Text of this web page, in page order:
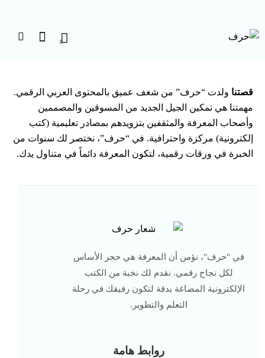
0
قصتنا ولدت “حرف” من شغف عميق بالمحتوى العربي الرقمي.
مهمتنا هي تمكين الجيل الجديد من المسوقين والمصممين
وأصحاب المعرفة والمثقفين بتزويدهم بمصادر تعليمية (كتب
إلكترونية) مركزة واحترافية. في “حرف”، نختصر لك سنوات من
الخبرة في ورقات رقمية، لتكون المعرفة دائماً في متناول يدك.
في "حرف"، نؤمن أن المعرفة هي حجر الأساس
لكل نجاح رقمي. نقدم لك نخبة من الكتب
الإلكترونية المصاغة بدقة لتكون رفيقك في رحلة
التعلم والتطوير.
روابط هامة